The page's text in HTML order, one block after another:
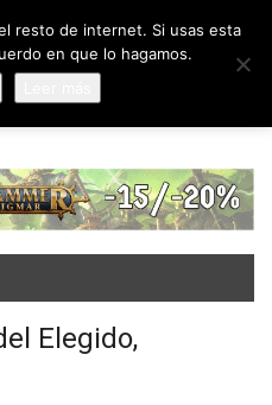
Elegido,
resto de internet. Si usas esta
en que lo hagamos.